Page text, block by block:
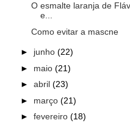
O esmalte laranja de
e...
Como evitar a mascne
► junho (22)
► maio (21)
► abril (23)
► março (21)
► fevereiro (18)